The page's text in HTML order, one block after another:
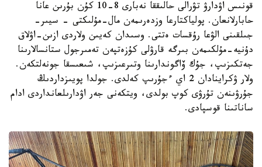
قونىس اۋدارۋ تۋرالى حالىققا نەبارى 8-10 كۇن بۇرىن عانا
حابارلانعان. پولياكتارعا وزدەرىمەن مال-مۇلىكتى - سيىر-
جىلقىنى الۋعا رۇقسات ەتتى. وسىدان كەيىن ولاردى ازىن-اۋلاق
دۇنيە-مۇلكىمەن بىرگە قارۋلى كۇزەتپەن تەمىرجول ستانسالارىنا
جەتكىزىپ، جۇك ۆاگوندارىنا وتىرعىزىپ، شىعىسقا جونەلتكەن.
ولار ۋكراينادان 2 اي ءجۇرىپ كەلدى. جولدا پويىزداردىڭ
جۇرۋىنەن تۇرۋى كوپ بولدى، ويتكەنى جەر اۋدارىلعانداردى ادام
ساناتىنا قوسپادى.